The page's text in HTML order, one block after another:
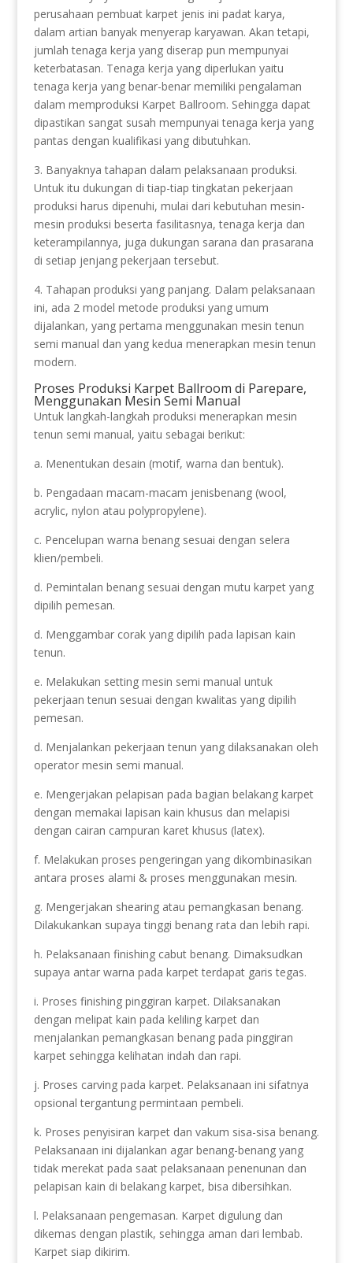
perusahaan pembuat karpet jenis ini padat karya,
dalam artian banyak menyerap karyawan. Akan tetapi,
jumlah tenaga kerja yang diserap pun mempunyai
keterbatasan. Tenaga kerja yang diperlukan yaitu
tenaga kerja yang benar-benar memiliki pengalaman
dalam memproduksi Karpet Ballroom. Sehingga dapat
dipastikan sangat susah mempunyai tenaga kerja yang
pantas dengan kualifikasi yang dibutuhkan.
3. Banyaknya tahapan dalam pelaksanaan produksi.
Untuk itu dukungan di tiap-tiap tingkatan pekerjaan
produksi harus dipenuhi, mulai dari kebutuhan mesin-
mesin produksi beserta fasilitasnya, tenaga kerja dan
keterampilannya, juga dukungan sarana dan prasarana
di setiap jenjang pekerjaan tersebut.
4. Tahapan produksi yang panjang. Dalam pelaksanaan
ini, ada 2 model metode produksi yang umum
dijalankan, yang pertama menggunakan mesin tenun
semi manual dan yang kedua menerapkan mesin tenun
modern.
Proses Produksi Karpet Ballroom di Parepare,
Menggunakan Mesin Semi Manual
Untuk langkah-langkah produksi menerapkan mesin
tenun semi manual, yaitu sebagai berikut:
a. Menentukan desain (motif, warna dan bentuk).
b. Pengadaan macam-macam jenisbenang (wool,
acrylic, nylon atau polypropylene).
c. Pencelupan warna benang sesuai dengan selera
klien/pembeli.
d. Pemintalan benang sesuai dengan mutu karpet yang
dipilih pemesan.
d. Menggambar corak yang dipilih pada lapisan kain
tenun.
e. Melakukan setting mesin semi manual untuk
pekerjaan tenun sesuai dengan kwalitas yang dipilih
pemesan.
d. Menjalankan pekerjaan tenun yang dilaksanakan oleh
operator mesin semi manual.
e. Mengerjakan pelapisan pada bagian belakang karpet
dengan memakai lapisan kain khusus dan melapisi
dengan cairan campuran karet khusus (latex).
f. Melakukan proses pengeringan yang dikombinasikan
antara proses alami & proses menggunakan mesin.
g. Mengerjakan shearing atau pemangkasan benang.
Dilakukankan supaya tinggi benang rata dan lebih rapi.
h. Pelaksanaan finishing cabut benang. Dimaksudkan
supaya antar warna pada karpet terdapat garis tegas.
i. Proses finishing pinggiran karpet. Dilaksanakan
dengan melipat kain pada keliling karpet dan
menjalankan pemangkasan benang pada pinggiran
karpet sehingga kelihatan indah dan rapi.
j. Proses carving pada karpet. Pelaksanaan ini sifatnya
opsional tergantung permintaan pembeli.
k. Proses penyisiran karpet dan vakum sisa-sisa benang.
Pelaksanaan ini dijalankan agar benang-benang yang
tidak merekat pada saat pelaksanaan penenunan dan
pelapisan kain di belakang karpet, bisa dibersihkan.
l. Pelaksanaan pengemasan. Karpet digulung dan
dikemas dengan plastik, sehingga aman dari lembab.
Karpet siap dikirim.